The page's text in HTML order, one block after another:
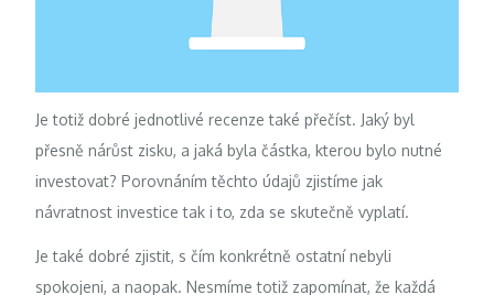
Je totiž dobré jednotlivé recenze také přečíst. Jaký byl
přesně nárůst zisku, a jaká byla částka, kterou bylo nutné
investovat? Porovnáním těchto údajů zjistíme jak
návratnost investice tak i to, zda se skutečně vyplatí.
Je také dobré zjistit, s čím konkrétně ostatní nebyli
spokojeni, a naopak. Nesmíme totiž zapomínat, že každá